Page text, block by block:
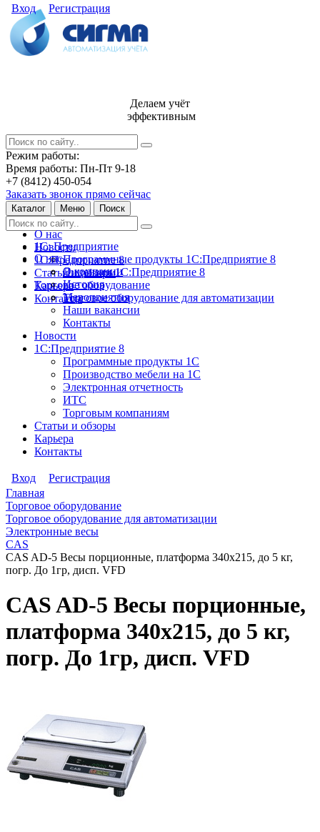
Вход Регистрация
Делаем учёт
эффективным
Режим работы:
Время работы: Пн-Пт 9-18
+7 (8412) 450-054
Заказать звонок прямо сейчас
Каталог Меню Поиск
О нас
Новости
1С:Предприятие 8
Статьи и обзоры
Карьера
Контакты
1С: Предприятие
Программные продукты 1С:Предприятие 8
Лицензии 1С:Предприятие 8
Торговое оборудование
Торговое оборудование для автоматизации
О нас
О компании
История
Мероприятия
Наши вакансии
Контакты
Новости
1С:Предприятие 8
Программные продукты 1С
Производство мебели на 1С
Электронная отчетность
ИТС
Торговым компаниям
Статьи и обзоры
Карьера
Контакты
Вход
Регистрация
Главная
Торговое оборудование
Торговое оборудование для автоматизации
Электронные весы
CAS
CAS AD-5 Весы порционные, платформа 340х215, до 5 кг,
погр. До 1гр, дисп. VFD
CAS AD-5 Весы порционные,
платформа 340х215, до 5 кг,
погр. До 1гр, дисп. VFD